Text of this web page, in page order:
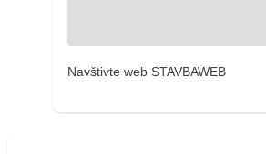
Navštivte web STAVBAWEB